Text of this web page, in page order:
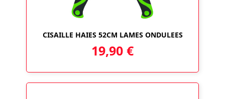
CISAILLE HAIES 52CM LAMES ONDULEES
19,90 €